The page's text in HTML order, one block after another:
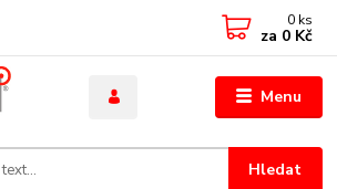
Menu
Hledat
0 ks
za 0 Kč